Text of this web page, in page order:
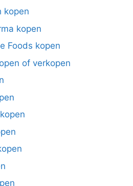
kopen
kopen
Foods kopen
of verkopen